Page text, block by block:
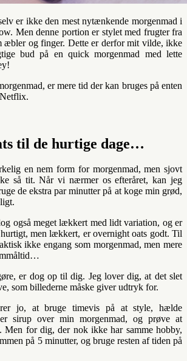
er ikke den mest nytænkende morgenmad i
Men denne portion er stylet med frugter fra
æbler og finger. Dette er derfor mit vilde, ikke
bud på en quick morgenmad med lette
er mere tid der kan bruges på enten
til de hurtige dage…
en nem form for morgenmad, men sjovt
så tit. Når vi nærmer os efteråret, kan jeg
de ekstra par minutter på at koge min grød,
også meget lækkert med lidt variation, og er
men lækkert, er overnight oats godt. Til
ikke engang som morgenmad, men mere
er dog op til dig. Jeg lover dig, at det slet
som billederne måske giver udtryk for.
jo, at bruge timevis på at style, hælde
sirup over min morgenmad, og prøve at
Men for dig, der nok ikke har samme hobby,
på 5 minutter, og bruge resten af tiden på